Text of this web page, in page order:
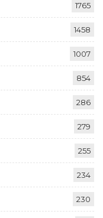
1765
1458
1007
854
286
279
255
234
230